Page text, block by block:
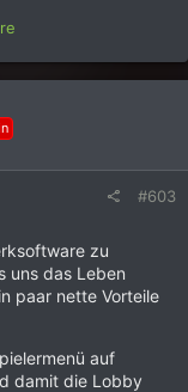
#603
zu
uns das Leben
paar nette Vorteile
auf
damit die Lobby